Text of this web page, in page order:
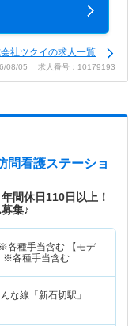
社ツクイの求人一覧
08/05 求人番号：10179193
問看護ステーショ
間休日110日以上！
集♪
※各種手当含む 【モデ
※各種手当含む
な線「新石切駅」